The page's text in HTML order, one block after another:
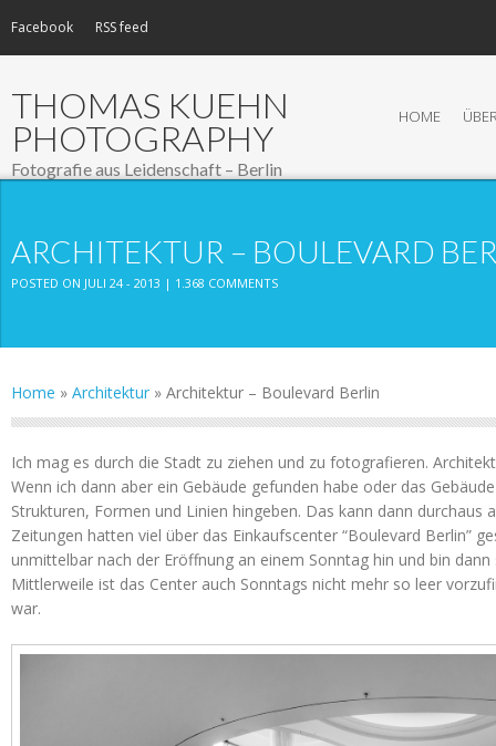
Facebook RSS feed
THOMAS KUEHN
PHOTOGRAPHY
Fotografie aus Leidenschaft – Berlin
HOME
ARCHITEKTUR – BOULEVARD
POSTED ON JULI 24 - 2013 | 1.368 COMMENTS
Home » Architektur » Architektur – Boulevard Berlin
Ich mag es durch die Stadt zu ziehen und zu fotografieren.
Wenn ich dann aber ein Gebäude gefunden habe oder das
Strukturen, Formen und Linien hingeben. Das kann dann durchaus
Zeitungen hatten viel über das Einkaufscenter “Boulevard Berlin”
unmittelbar nach der Eröffnung an einem Sonntag hin und bin
Mittlerweile ist das Center auch Sonntags nicht mehr so leer
war.